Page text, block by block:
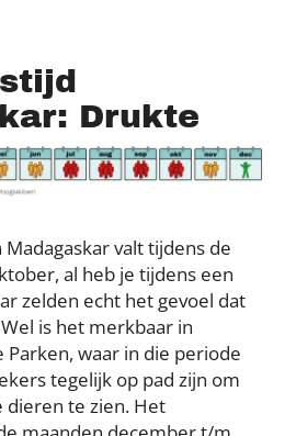
Drukte
valt tijdens de
al heb je tijdens een
zelden echt het gevoel dat
is het merkbaar in
waar in die periode
tegelijk op pad zijn om
te zien. Het